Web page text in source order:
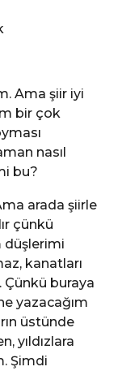
Ama şiir iyi
bir çok
nasıl
bu?
arada şiirle
çünkü
düşlerimi
kanatları
Çünkü buraya
yazacağım
üstünde
yıldızlara
Şimdi